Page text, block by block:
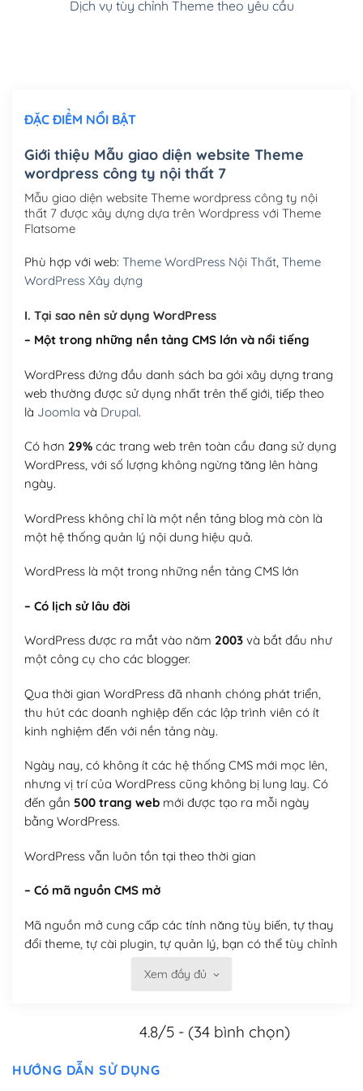
Cài đặt SMTP Mail cho site Wordpress(+100,000₫)
Mua thêm Host + Tên miền
Tên miền quốc tế .com .net .org (1 năm)
Tên miền Việt Nam .vn (1 năm)(+550,000₫)
Hosting 2GB SSD (1 năm)(+450,000₫)
Hosting 5GB SSD (1 năm)
Dịch vụ tùy chỉnh Theme theo yêu cầu
ĐẶC ĐIỂM NỔI BẬT
Giới thiệu Mẫu giao diện website Theme
wordpress công ty nội thất 7
Mẫu giao diện website Theme wordpress công ty nội
thất 7 được xây dựng dựa trên Wordpress với Theme
Flatsome
Phù hợp với web: Theme WordPress Nội Thất, Theme
WordPress Xây dựng
I. Tại sao nên sử dụng WordPress
– Một trong những nền tảng CMS lớn và nổi tiếng
WordPress đứng đầu danh sách ba gói xây dựng trang
web thường được sử dụng nhất trên thế giới, tiếp theo
là Joomla và Drupal.
Có hơn 29%các trang web trên toàn cầu đang sử dụng
WordPress, với số lượng không ngừng tăng lên hàng
ngày.
WordPress không chỉ là một nền tảng blog mà còn là
một hệ thống quản lý nội dung hiệu quả.
WordPress là một trong những nền tảng CMS lớn
– Có lịch sử lâu đời
WordPress được ra mắt vào năm 2003và bắt đầu như
một công cụ cho các blogger.
Qua thời gian WordPress đã nhanh chóng phát triển,
thu hút các doanh nghiệp đến các lập trình viên có ít
kinh nghiệm đến với nền tảng này.
Ngày nay, có không ít các hệ thống CMS mới mọc lên,
nhưng vị trí của WordPress cũng không bị lung lay. Có
đến gần 500 trang webmới được tạo ra mỗi ngày
bằng WordPress.
WordPress vẫn luôn tồn tại theo thời gian
– Có mã nguồn CMS mở
Mã nguồn mở cung cấp các tính năng tùy biến, tự thay
đổi theme, tự cài plugin, tự quản lý, bạn có thể tùy chỉnh
Có thể tùy biến trên website WordPress
Xem đầy đủ
4.8/5 - (34 bình chọn)
HƯỚNG DẪN SỬ DỤNG